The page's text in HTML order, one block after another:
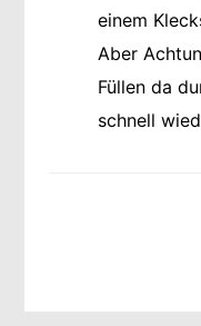
einem
Aber
Füllen da
schnell